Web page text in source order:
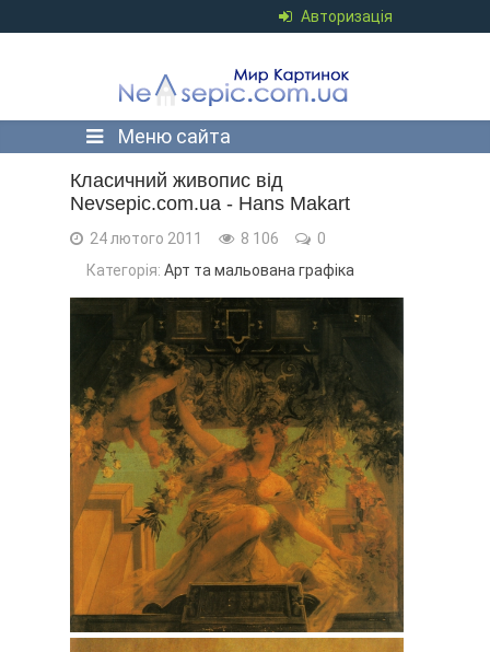
Авторизація
Меню сайта
Класичний живопис від
Nevsepic.com.ua - Hans Makart
24 лютого 2011 8 106
0
Категорія: Арт та мальована графіка